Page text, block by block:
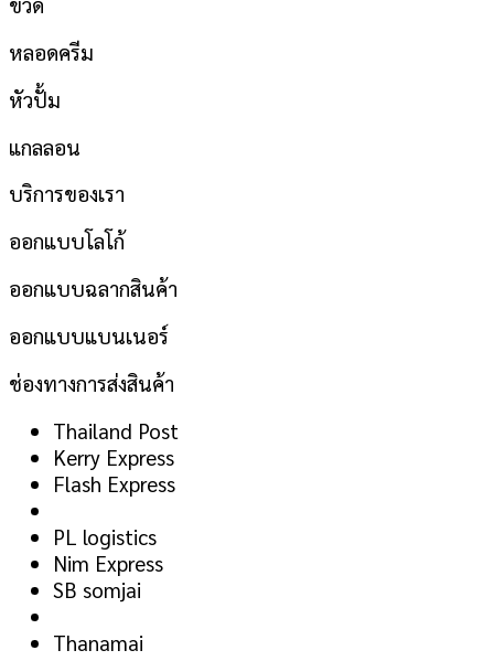
หลอดครีม
หัวปั้ม
แกลลอน
บริการของเรา
ออกแบบโลโก้
ออกแบบฉลากสินค้า
ออกแบบแบนเนอร์
ช่องทางการส่งสินค้า
Thailand Post
Kerry Express
Flash Express
PL logistics
Nim Express
SB somjai
Thanamai